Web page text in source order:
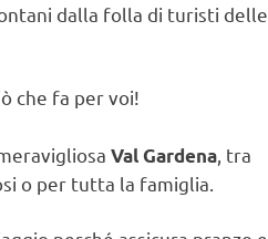
dalla folla di turisti delle
che fa per voi!
Val Gardena , tra
o per tutta la famiglia.